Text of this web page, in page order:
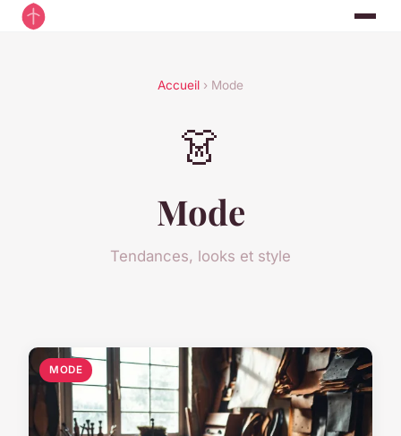
Accueil › Mode
👗
Mode
Tendances, looks et style
MODE